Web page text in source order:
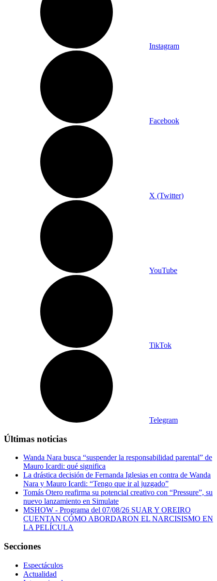
Instagram
Facebook
X (Twitter)
YouTube
TikTok
Telegram
Últimas noticias
Wanda Nara busca “suspender la responsabilidad parental” de
Mauro Icardi: qué significa
La drástica decisión de Fernanda Iglesias en contra de Wanda
Nara y Mauro Icardi: “Tengo que ir al juzgado”
Tomás Otero reafirma su potencial creativo con “Pressure”, su
nuevo lanzamiento en Simulate
MSHOW - Programa del 07/08/26 SUAR Y OREIRO
CUENTAN CÓMO ABORDARON EL NARCISISMO EN
LA PELÍCULA
Secciones
Espectáculos
Actualidad